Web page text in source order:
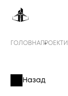
ГОЛОВНА ПРОЕКТИ
Назад